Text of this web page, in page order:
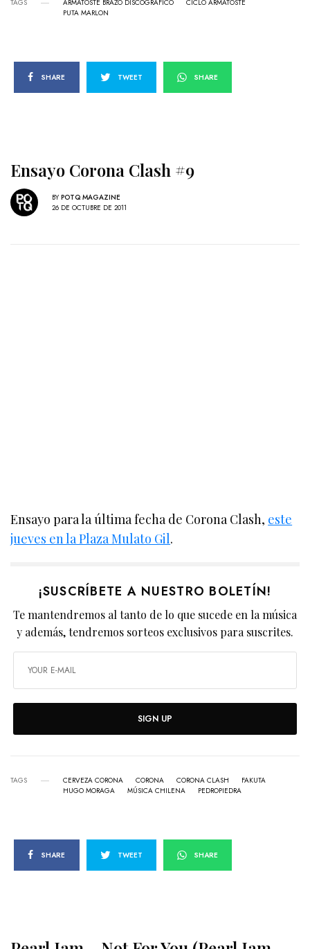
TAGS ARMATOSTE BRAZO DISCOGRÁFICO
CICLO ARMATOSTE
PUTA MARLON
SHARE TWEET SHARE
Ensayo Corona Clash #9
BY POTQ MAGAZINE
26 DE OCTUBRE DE 2011
Ensayo para la última fecha de Corona Clash, este
jueves en la Plaza Mulato Gil.
¡SUSCRÍBETE A NUESTRO BOLETÍN!
Te mantendremos al tanto de lo que sucede en la música
y además, tendremos sorteos exclusivos para suscrites.
SIGN UP
TAGS CERVEZA CORONA CORONA CORONA CLASH
FAKUTA
HUGO MORAGA
MÚSICA CHILENA PEDROPIEDRA
SHARE TWEET SHARE